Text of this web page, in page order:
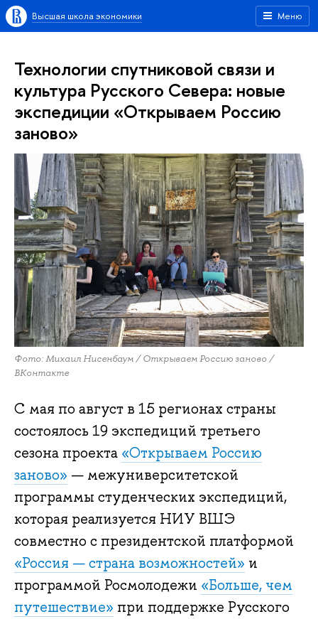
Меню
Высшая школа экономики
Технологии спутниковой связи и
культура Русского Севера: новые
экспедиции «Открываем Россию
заново»
Фото: Михаил Нисенбаум / Открываем Россию заново /
ВКонтакте
С мая по август в 15 регионах страны
состоялось 19 экспедиций третьего
сезона проекта «Открываем Россию
заново» — межуниверситетской
программы студенческих экспедиций,
которая реализуется НИУ ВШЭ
совместно с президентской платформой
«Россия — страна возможностей» и
программой Росмолодежи «Больше, чем
путешествие» при поддержке Русского